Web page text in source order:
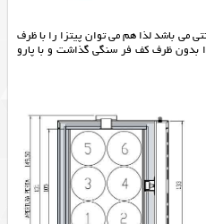
باشد لذا هم می توان پیتزا را با ظرف
بدون ظرف کف فر سنگی گذاشت و با پارو